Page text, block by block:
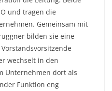
und tragen die
Gemeinsam mit
bilden sie eine
wechselt in den
Unternehmen dort als
Funktion eng